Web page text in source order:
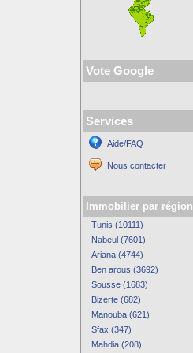
Vote Google
Services
Aide/FAQ
Nous contacter
Immobilier par région
Tunis (10111)
Nabeul (7601)
Ariana (4744)
Ben arous (3692)
Sousse (1683)
Bizerte (682)
Manouba (621)
Sfax (347)
Mahdia (208)